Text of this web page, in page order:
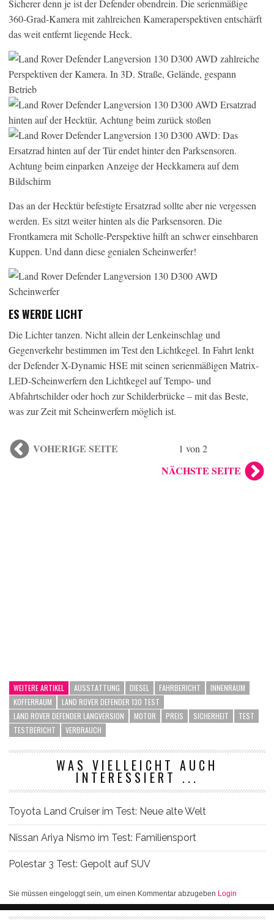
Sicherer denn je ist der Defender obendrein. Die serienmäßige
360-Grad-Kamera mit zahlreichen Kameraperspektiven entschärft
das weit entfernt liegende Heck.
Das an der Hecktür befestigte Ersatzrad sollte aber nie vergessen
werden. Es sitzt weiter hinten als die Parksensoren. Die
Frontkamera mit Scholle-Perspektive hilft an schwer einsehbaren
Kuppen. Und dann diese genialen Scheinwerfer!
ES WERDE LICHT
Die Lichter tanzen. Nicht allein der Lenkeinschlag und
Gegenverkehr bestimmen im Test den Lichtkegel. In Fahrt lenkt
der Defender X-Dynamic HSE mit seinen serienmäßigen Matrix-
LED-Scheinwerfern den Lichtkegel auf Tempo- und
Abfahrtschilder oder hoch zur Schilderbrücke – mit das Beste,
was zur Zeit mit Scheinwerfern möglich ist.
VOHERIGE SEITE 1 von 2
NÄCHSTE SEITE
WEITERE ARTIKEL AUSSTATTUNG DIESEL FAHRBERICHT
INNENRAUM
KOFFERRAUM
LAND ROVER DEFENDER 130 TEST
LAND ROVER DEFENDER LANGVERSION
MOTOR PREIS SICHERHEIT
TEST
TESTBERICHT
VERBRAUCH
WAS VIELLEICHT AUCH
INTERESSIERT ...
Toyota Land Cruiser im Test: Neue alte Welt
Nissan Ariya Nismo im Test: Familiensport
Polestar 3 Test: Gepolt auf SUV
Sie müssen eingeloggt sein, um einen Kommentar abzugeben Login